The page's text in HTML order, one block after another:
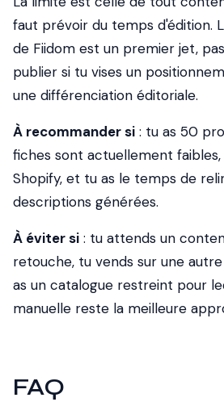
faut prévoir du temps d'édition.
de Fiidom est un premier jet,
publier si tu vises un
une différenciation éditoriale.
À recommander si : tu as 50
fiches sont actuellement
Shopify, et tu as le temps de
descriptions générées.
À éviter si : tu attends un
retouche, tu vends sur une
as un catalogue restreint pour
manuelle reste la meilleure
FAQ